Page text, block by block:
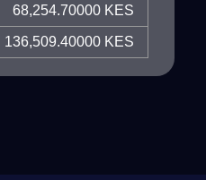
68,254.70000 KES
136,509.40000 KES